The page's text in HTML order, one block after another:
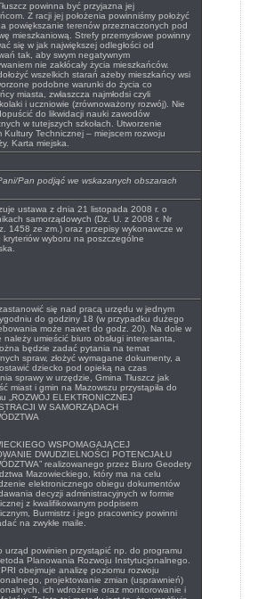
powinna być przyjazna jej
Z racji jej położenia powinniśmy położyć
powiększanie terenów przeznaczonych pod
mieszkaniową. Strefy przemysłowe powinny
się w jak największej odległości od
tak, aby swym negatywnym
nie zakłócały życia mieszkańców.
wszelkich starań ażeby mieszkańcy wsi
podobne warunki do życia co
miasta, zwłaszcza najmłodsi czyli
i uczniowie (zrównoważony rozwój). Nie
do likwidacji nauki zawodów
w tutejszych szkołach. Utworzenie
Kultury Technicznej – miejscem rozwoju
Karta miejska.
Pan podjąć we wskazanych obszarach
ustawa z dnia 21 listopada 2008 r. o
samorządowych (Dz. U. z 2008 r. Nr
1458 ze zm.) oraz przepisy wykonawcze w
kryteriów wyboru na poszczególne
się nad pracą urzędu w jednym
do godziny 18 (w przypadku dużego
może nawet do godz. 20). Na dole w
należy umieścić biuro obsługi interesanta,
będzie zadać pytania na temat
spraw, złożyć wymagane dokumenty, a
dziecko pod opieką na czas
sprawy w urzędzie, Gmina Tłuszcz jak
miast i gmin na Mazowszu przystąpiła do
„ ROZWÓJ ELEKTRONICZNEJ
W SAMORZĄDACH
WSPOMAGAJĄCEJ
DWUDZIELNOŚCI POTENCJAŁU
realizowanego przez Biuro Geodety
Mazowieckiego, który ma na celu
elektronicznego obiegu dokumentów
decyzji administracyjnych w formie
z kwalifikowanym podpisem
Burmistrz i jego pracownicy powinni
na zwykłe maile.
urząd powinien przystąpić np. do programu
Planowania Rozwoju Instytucjonalnego.
obejmuje analizę poziomu rozwoju
projektowanie zmian (usprawnień)
ich wdrożenie oraz monitorowanie i